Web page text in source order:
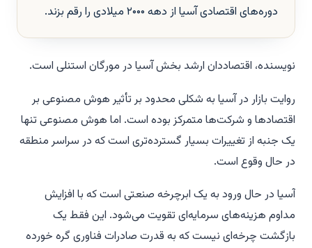
دوره‌های اقتصادی آسیا از دهه ۲۰۰۰ میلادی را رقم بزند.
نویسنده، اقتصاددان ارشد بخش آسیا در مورگان استنلی است.
روایت بازار در آسیا به شکلی محدود بر تأثیر هوش مصنوعی بر
اقتصادها و شرکت‌ها متمرکز بوده است. اما هوش مصنوعی تنها
یک جنبه از تغییرات بسیار گسترده‌تری است که در سراسر منطقه
در حال وقوع است.
آسیا در حال ورود به یک ابرچرخه صنعتی است که با افزایش
مداوم هزینه‌های سرمایه‌ای تقویت می‌شود. این فقط یک
بازگشت چرخه‌ای نیست که به قدرت صادرات فناوری گره خورده